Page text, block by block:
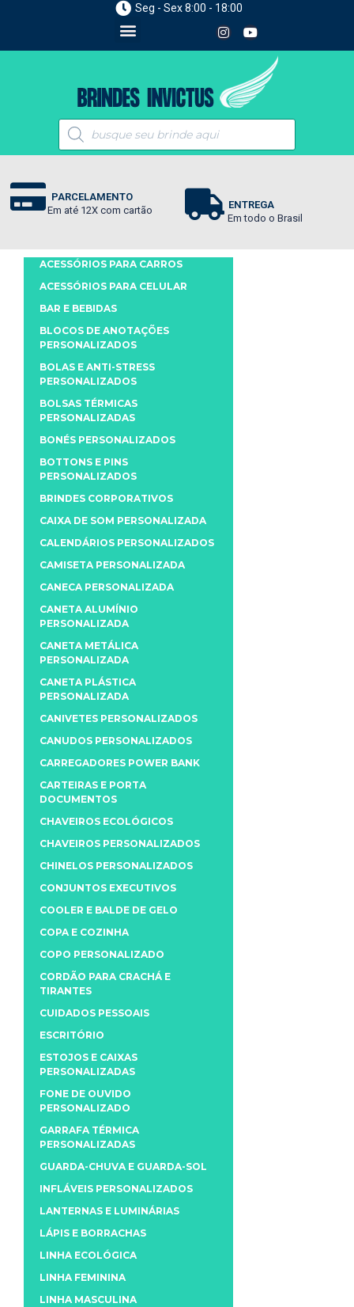
Seg - Sex 8:00 - 18:00
PARCELAMENTO
Em até 12X com cartão
ENTREGA
Em todo o Brasil
ACESSÓRIOS PARA CARROS
ACESSÓRIOS PARA CELULAR
BAR E BEBIDAS
BLOCOS DE ANOTAÇÕES
PERSONALIZADOS
BOLAS E ANTI-STRESS
PERSONALIZADOS
BOLSAS TÉRMICAS
PERSONALIZADAS
BONÉS PERSONALIZADOS
BOTTONS E PINS
PERSONALIZADOS
BRINDES CORPORATIVOS
CAIXA DE SOM PERSONALIZADA
CALENDÁRIOS PERSONALIZADOS
CAMISETA PERSONALIZADA
CANECA PERSONALIZADA
CANETA ALUMÍNIO
PERSONALIZADA
CANETA METÁLICA
PERSONALIZADA
CANETA PLÁSTICA
PERSONALIZADA
CANIVETES PERSONALIZADOS
CANUDOS PERSONALIZADOS
CARREGADORES POWER BANK
CARTEIRAS E PORTA
DOCUMENTOS
CHAVEIROS ECOLÓGICOS
CHAVEIROS PERSONALIZADOS
CHINELOS PERSONALIZADOS
CONJUNTOS EXECUTIVOS
COOLER E BALDE DE GELO
COPA E COZINHA
COPO PERSONALIZADO
CORDÃO PARA CRACHÁ E
TIRANTES
CUIDADOS PESSOAIS
ESCRITÓRIO
ESTOJOS E CAIXAS
PERSONALIZADAS
FONE DE OUVIDO
PERSONALIZADO
GARRAFA TÉRMICA
PERSONALIZADAS
GUARDA-CHUVA E GUARDA-SOL
INFLÁVEIS PERSONALIZADOS
LANTERNAS E LUMINÁRIAS
LÁPIS E BORRACHAS
LINHA ECOLÓGICA
LINHA FEMININA
LINHA MASCULINA